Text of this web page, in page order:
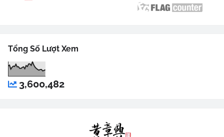
Tổng Số Lượt Xem
3,600,482